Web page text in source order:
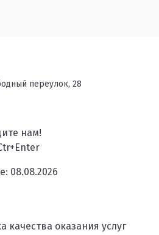
переулок, 28
нам!
08.08.2026
качества оказания услуг